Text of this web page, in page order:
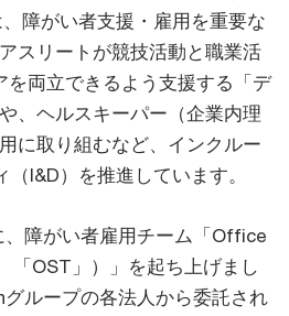
障がい者支援・雇用を重要な
スリートが競技活動と職業活
を両立できるよう支援する「デ
、ヘルスキーパー（企業内理
に取り組むなど、インクルー
I&D）を推進しています。
障がい者雇用チーム「Office
「OST」）」を起ち上げまし
ループの各法人から委託され